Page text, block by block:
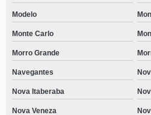
contato de casa de reabilitação Major
contato de casa de reabilitação com
Central
Modelo
Monte Carlo
Morro Grande
Navegantes
Nova Itaberaba
Nova Veneza